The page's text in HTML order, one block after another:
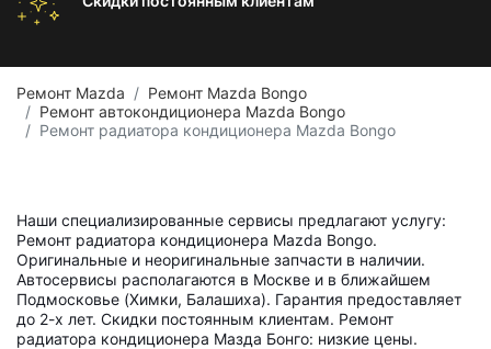
Ремонт Mazda
Ремонт Mazda Bongo
Ремонт автокондиционера Mazda Bongo
Ремонт радиатора кондиционера Mazda Bongo
Наши специализированные сервисы предлагают услугу:
Ремонт радиатора кондиционера Mazda Bongo.
Оригинальные и неоригинальные запчасти в наличии.
Автосервисы располагаются в Москве и в ближайшем
Подмосковье (Химки, Балашиха). Гарантия предоставляет
до 2-х лет. Скидки постоянным клиентам. Ремонт
радиатора кондиционера Мазда Бонго: низкие цены.